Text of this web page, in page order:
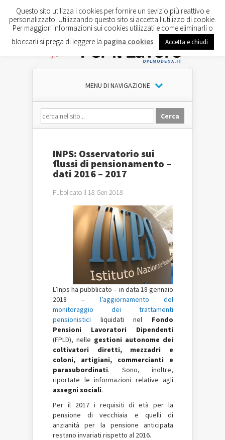
MENU DI NAVIGAZIONE
INPS: Osservatorio sui
flussi di pensionamento –
dati 2016 – 2017
Pubblicato il 18 Gen 2018
L’Inps ha pubblicato – in data 18 gennaio
2018 – l’aggiornamento del
monitoraggio dei trattamenti
pensionistici liquidati nel Fondo
Pensioni Lavoratori Dipendenti
(FPLD), nelle gestioni autonome dei
coltivatori diretti, mezzadri e
coloni, artigiani, commercianti e
parasubordinati. Sono, inoltre,
riportate le informazioni relative agli
assegni sociali.
Per il 2017 i requisiti di età per la
pensione di vecchiaia e quelli di
anzianità per la pensione anticipata
restano invariati rispetto al 2016.
Questo sito utilizza i cookies per fornire un sevizio più reattivo e
personalizzato. Utilizzando questo sito si accetta l'utilizzo di cookie.
Per maggiori informazioni sui cookies utilizzati e come eliminarli o
bloccarli si prega di leggere la pagina cookies Accetta e chiudi